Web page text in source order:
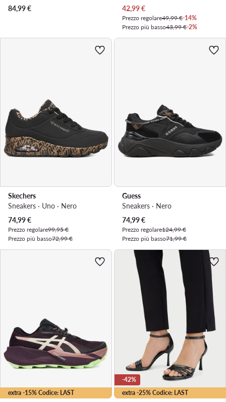
84,99€ Prezzo attuale
42,99€
Prezzo regolare49,99 €-14%
Prezzo più basso43,99 €-2%
Skechers
Sneakers · Uno · Nero
Prezzo attuale
74,99€
Prezzo regolare99,95 €
Prezzo più basso72,99 €
Guess
Sneakers · Nero
Prezzo attuale
74,99€
Prezzo regolare124,99 €
Prezzo più basso71,99 €
extra -15% Codice: LAST extra -25% Codice: LAST
-42%